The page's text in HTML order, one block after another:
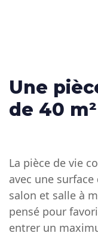
Une
de 40 m²
La pièce de vie
avec une surface
salon et salle à
pensé pour
entrer un